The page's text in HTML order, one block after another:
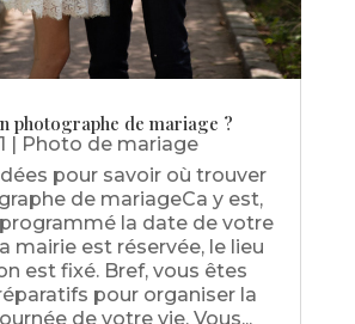
photographe de mariage ?
Photo de mariage
pour savoir où trouver
de mariageCa y est,
la date de votre
mairie est réservée, le lieu
est fixé. Bref, vous êtes
pour organiser la
de votre vie. Vous...